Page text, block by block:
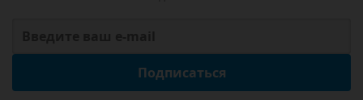
Подписаться